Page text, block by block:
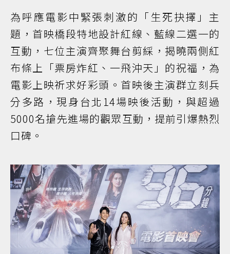
為呼應電影中緊張刺激的「生死抉擇」主
題，首映橋段特地設計紅線、藍線二選一的
互動，七位主演齊聚舞台剪綵，揭曉兩側紅
布條上「票房炸紅、一飛沖天」的祝福，為
電影上映祈求好彩頭。首映後主演群立刻兵
分多路，現身台北14場映後活動，與超過
5000名搶先進場的觀眾互動，提前引爆熱烈
口碑。